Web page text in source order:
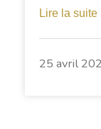
Lire la suite
25 avril